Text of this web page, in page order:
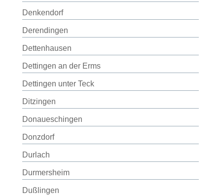
Denkendorf
Derendingen
Dettenhausen
Dettingen an der Erms
Dettingen unter Teck
Ditzingen
Donaueschingen
Donzdorf
Durlach
Durmersheim
Dußlingen